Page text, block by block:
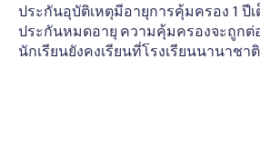
ประกันอุบัติเหตุมีอายุการคุ้มครอง 1 ปี
ประกันหมดอายุ ความคุ้มครองจะถูกต่
นักเรียนยังคงเรียนที่โรงเรียนนานาชา